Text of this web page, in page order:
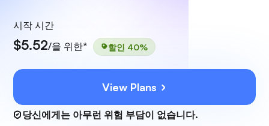
시작 시간
$5.52/을 위한* 할인 40%
View Plans
당신에게는 아무런 위험 부담이 없습니다.